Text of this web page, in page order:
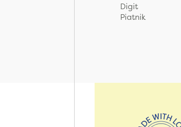
Digit
Piatnik